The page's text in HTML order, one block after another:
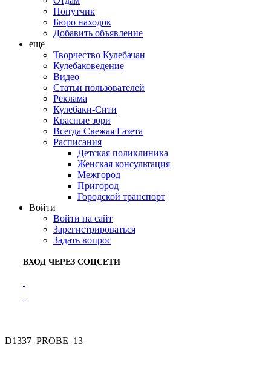
Попутчик
Бюро находок
Добавить объявление
еще
Творчество Кулебачан
Кулебаковедение
Видео
Статьи пользователей
Реклама
Кулебаки-Сити
Красные зори
Всегда Свежая Газета
Расписания
Детская поликлиника
Женская консультация
Межгород
Пригород
Городской транспорт
Войти
Войти на сайт
Зарегистрироваться
Задать вопрос
ВХОД ЧЕРЕЗ СОЦСЕТИ